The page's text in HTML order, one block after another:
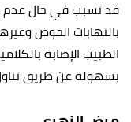
قد تسبب في حال عدم
بالتهابات الحوض
الطبيب الإصابة
بسهولة عن طريق